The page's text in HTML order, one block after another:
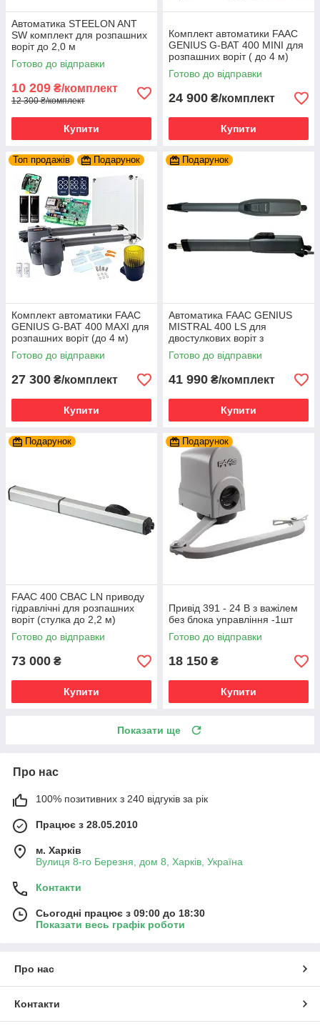
Автоматика STEELON ANT
SW комплект для розпашних
воріт до 2,0 м
Готово до відправки
10 209 ₴/комплект
12 300 ₴/комплект
Купити
Комплект автоматики FAAC
GENIUS G-BAT 400 MINI для
розпашних воріт ( до 4 м)
Готово до відправки
24 900 ₴/комплект
Купити
Топ продажів Подарунок
Комплект автоматики FAAC
GENIUS G-BAT 400 MAXI для
розпашних воріт (до 4 м)
Готово до відправки
27 300 ₴/комплект
Купити
Подарунок
Автоматика FAAC GENIUS
MISTRAL 400 LS для
двостулкових воріт з
кінцевиками (до 4 м)
Готово до відправки
41 990 ₴/комплект
Купити
Подарунок
FAAC 400 CBAC LN приводу
гідравлічні для розпашних
воріт (стулка до 2,2 м)
Готово до відправки
73 000 ₴
Купити
Подарунок
Привід 391 - 24 В з важілем
без блока управління -1шт
Готово до відправки
18 150 ₴
Купити
Показати ще
Про нас
100% позитивних з 240 відгуків за рік
Працює з 28.05.2010
м. Харків
Вулиця 8-го Березня, дом 8, Харків, Україна
Контакти
Сьогодні працює з 09:00 до 18:30
Показати весь графік роботи
Про нас
Контакти